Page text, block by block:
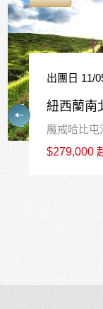
出團日 12/
紐西蘭南
皇后鎮中心